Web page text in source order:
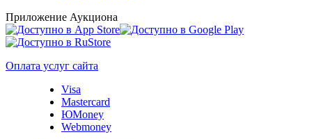
Приложение Аукциона
Оплата услуг сайта
Visa
Mastercard
ЮMoney
Webmoney